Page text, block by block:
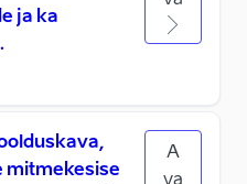
ja ka
mitmekesise
A